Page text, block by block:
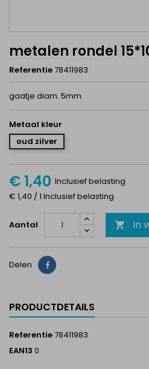
metalen rondel
Referentie78411983
gaatje diam. 5mm
Metaal kleur
oud zilver
€ 1,40 Inclusief belasting
€ 1,40 / 1 Inclusief belasting
Aantal  In
Delen Delen
PRODUCTDETAILS
Referentie78411983
EAN13 0